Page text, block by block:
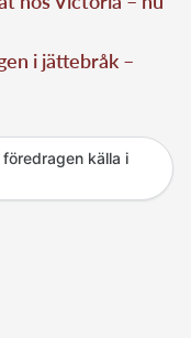
i jättebråk –
källa i